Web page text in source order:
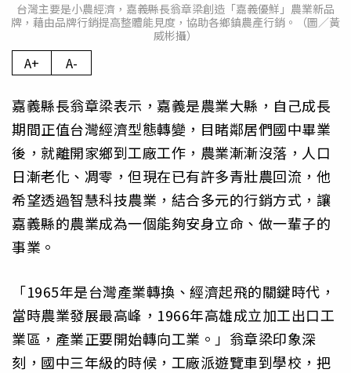
台灣主要是小農經濟，嘉義縣長翁章梁創造「嘉義優鮮」農業新品
牌，藉由品牌行銷提高整體能見度，協助各鄉鎮農產行銷。（圖／黃
威彬攝）
A+ A-
嘉義縣長翁章梁表示，嘉義是農業大縣，自己成長
期間正值台灣經濟型態轉變，目睹鄰居們國中畢業
後，就離開家鄉到工廠工作，農業漸漸沒落，人口
日漸老化、凋零，但現在已有許多青壯農回流，他
希望透過智慧科技農業，結合多元的行銷方式，讓
嘉義縣的農業成為一個能夠安身立命、做一輩子的
事業。
「1965年是台灣產業轉換、經濟起飛的關鍵時代，
當時農業發展最高峰，1966年高雄成立加工出口工
業區，產業正要開始轉向工業。」翁章梁印象深
刻，國中三年級的時候，工廠派遊覽車到學校，把